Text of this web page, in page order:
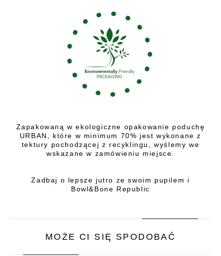
Zapakowaną w ekologiczne opakowanie poduchę
URBAN, które w minimum 70% jest wykonane z
tektury pochodzącej z recyklingu, wyślemy we
wskazane w zamówieniu miejsce.
Zadbaj o lepsze jutro ze swoim pupilem i
Bowl&Bone Republic
MOŻE CI SIĘ SPODOBAĆ